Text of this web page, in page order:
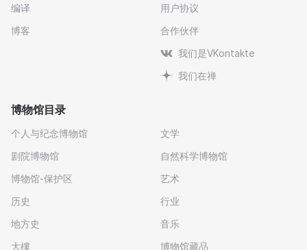
编译
博客
用户协议
合作伙伴
我们是VKontakte
我们在禅
博物馆目录
个人与纪念博物馆
剧院博物馆
博物馆-保护区
历史
地方史
大樓
文学
自然科学博物馆
艺术
行业
音乐
博物馆藏品